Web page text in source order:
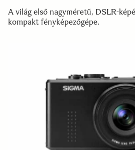
A világ első nagyméretű, DSLR-
kompakt fényképezőgépe.